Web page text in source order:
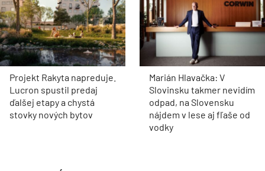
Projekt Rakyta napreduje.
Lucron spustil predaj
ďalšej etapy a chystá
stovky nových bytov
Marián Hlavačka: V
Slovinsku takmer nevidím
odpad, na Slovensku
nájdem v lese aj fľaše od
vodky